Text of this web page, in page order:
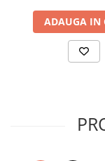
ADAUGA IN